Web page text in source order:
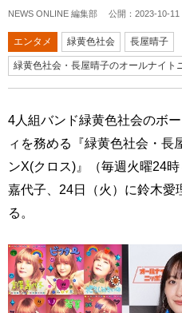
NEWS ONLINE 編集部 公開： 2023-10-11
エンタメ 緑黄色社会 長屋晴子
緑黄色社会・長屋晴子のオールナイト
4人組バンド緑黄色社会のボ
ィを務める『緑黄色社会・長
ンX(クロス)』（毎週火曜24
嘉代子、24日（火）に鈴木愛
る。